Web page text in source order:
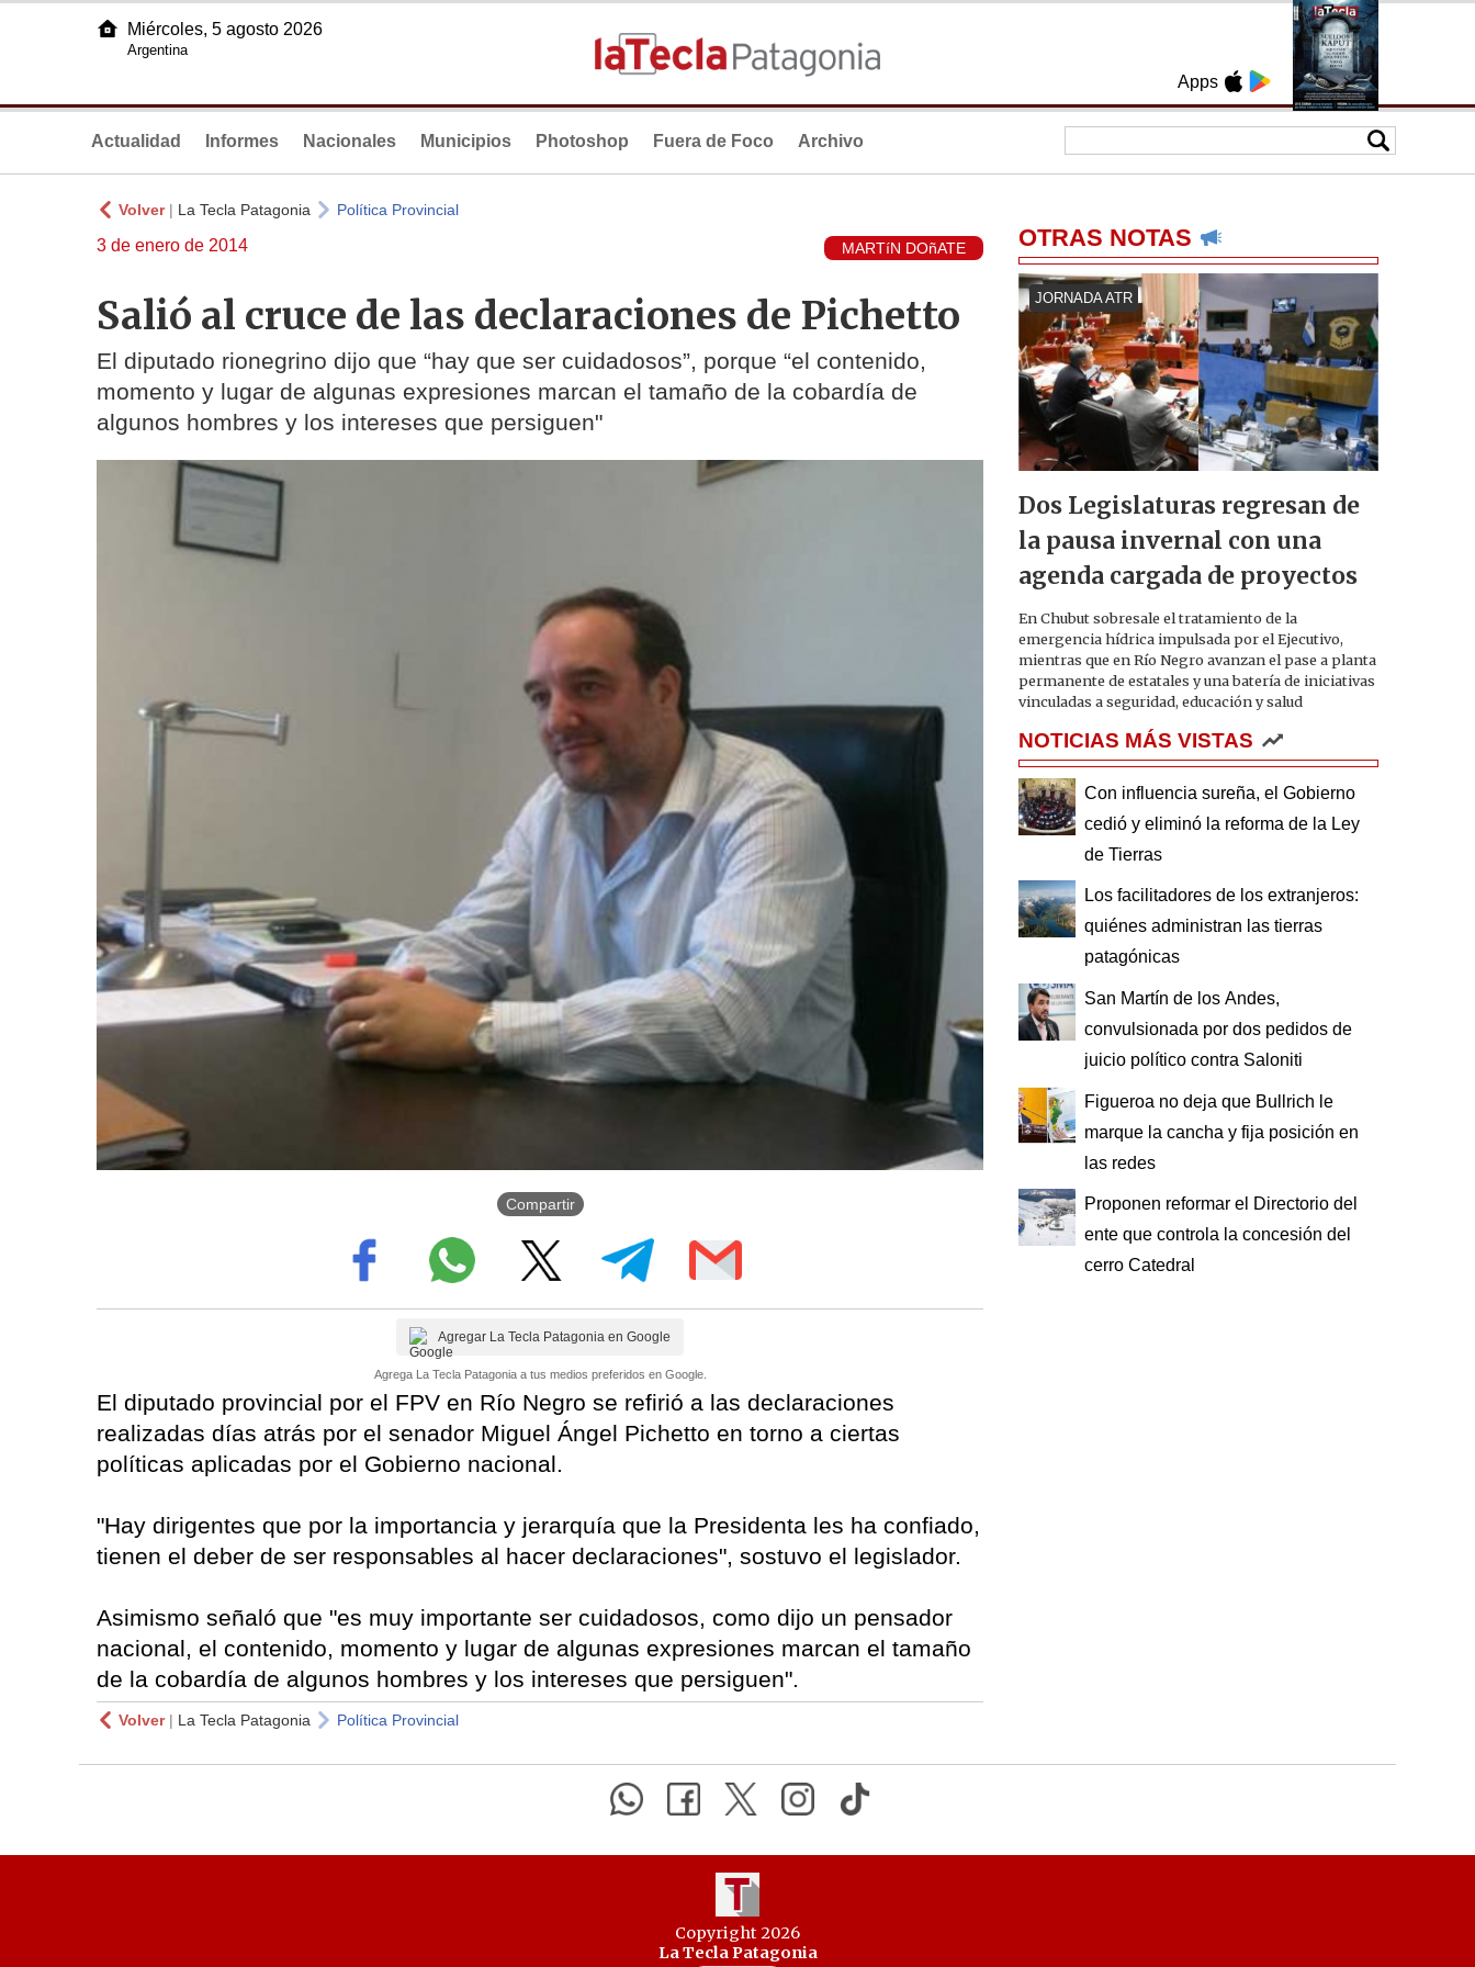
Apps
Miércoles, 5 agosto 2026
Argentina
Actualidad Informes Nacionales Municipios Photoshop Fuera de Foco Archivo
Volver| La Tecla Patagonia Política Provincial
3 de enero de 2014 MARTíN DOñATE
Salió al cruce de las declaraciones de Pichetto
El diputado rionegrino dijo que “hay que ser cuidadosos”, porque “el contenido,
momento y lugar de algunas expresiones marcan el tamaño de la cobardía de
algunos hombres y los intereses que persiguen"
Compartir
Agregar La Tecla Patagonia en Google
Agrega La Tecla Patagonia a tus medios preferidos en Google.
El diputado provincial por el FPV en Río Negro se refirió a las declaraciones
realizadas días atrás por el senador Miguel Ángel Pichetto en torno a ciertas
políticas aplicadas por el Gobierno nacional.
"Hay dirigentes que por la importancia y jerarquía que la Presidenta les ha confiado,
tienen el deber de ser responsables al hacer declaraciones", sostuvo el legislador.
Asimismo señaló que "es muy importante ser cuidadosos, como dijo un pensador
nacional, el contenido, momento y lugar de algunas expresiones marcan el tamaño
de la cobardía de algunos hombres y los intereses que persiguen".
Volver| La Tecla Patagonia Política Provincial
OTRAS NOTAS
JORNADA ATR
Dos Legislaturas regresan de
la pausa invernal con una
agenda cargada de proyectos
En Chubut sobresale el tratamiento de la
emergencia hídrica impulsada por el Ejecutivo,
mientras que en Río Negro avanzan el pase a planta
permanente de estatales y una batería de iniciativas
vinculadas a seguridad, educación y salud
NOTICIAS MÁS VISTAS
Con influencia sureña, el Gobierno
cedió y eliminó la reforma de la Ley
de Tierras
Los facilitadores de los extranjeros:
quiénes administran las tierras
patagónicas
San Martín de los Andes,
convulsionada por dos pedidos de
juicio político contra Saloniti
Figueroa no deja que Bullrich le
marque la cancha y fija posición en
las redes
Proponen reformar el Directorio del
ente que controla la concesión del
cerro Catedral
Copyright 2026
La Tecla Patagonia